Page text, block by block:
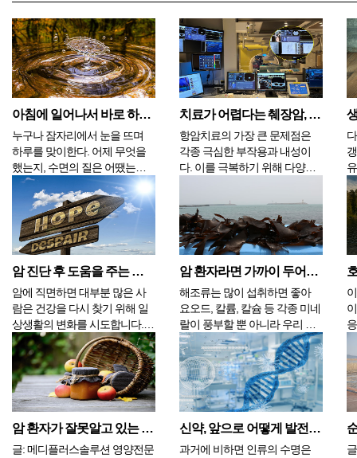
아침에 일어나서 바로 하면 좋은 행동 4가지
누구나 잠자리에서 눈을 뜨며
하루를 맞이한다. 어제 무엇을
했는지, 수면의 질은 어땠는지
에 따라 아침의 상태가 결정된
다. 깊고 달게 잠을 잤음에도 불
구하고 피곤한 기운이 남아 있
다면 전날 과음이나 흡연 또는
과식을 했기 때문에 간에서 제
대로 된 해독을 하지 못해서 그
럴 수 있으며, 손발...
치료가 어렵다는 췌장암, 하이브리드 리포솜 등 복합치료로 결과 확인
항암치료의 가장 큰 문제점은
각종 극심한 부작용과 내성이
다. 이를 극복하기 위해 다양한
일본 암 전문치료 병원인 일본
린쿠메디컬클리닉에서는
Hybrid Liposome과 압타머
(Aptamer)칵테일요법, 광면역치
료(PDT), IVR(TACE)치료를 실시
해서...
암 진단 후 도움을 주는 생활 습관, 6가지
암에 직면하면 대부분 많은 사
람은 건강을 다시 찾기 위해 일
상생활의 변화를 시도합니다.
건강을 위한 생활 습관의 변화
가 어떤 사람에게는 암 재발 우
려를 줄어들게 만들고, 또 어떤
사람은 특히, 더 진행 정도가 심
한 중증 환자는 병원 치료를 더
수월하게 지낼 수 있게 만들기
도 합니...
암 환자라면 가까이 두어야 할 식품, 해조류와 버섯류
해조류는 많이 섭취하면 좋아
요오드, 칼륨, 칼슘 등 각종 미네
랄이 풍부할 뿐 아니라 우리 몸
에 필요한 영양소를 모두 갖추
고 있는 해조류는 유해산소를
없애주는 베타카로틴의 함량도
녹황색 채소와 비슷하다. 혈당
과 콜레스테롤을 낮춰주고, 해
조류의 알긴산은 체내의 중금속
들을 빨아들여 몸 밖...
암 환자가 잘못알고 있는 식품 - 2편
글: 메디플러스솔루션 영양전문
신약, 앞으로 어떻게 발전할까
과거에 비하면 인류의 수명은
글